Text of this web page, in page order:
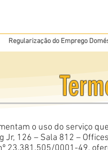
Regularização do Emprego
o uso do serviço
Jr, 126 – Sala 812 –